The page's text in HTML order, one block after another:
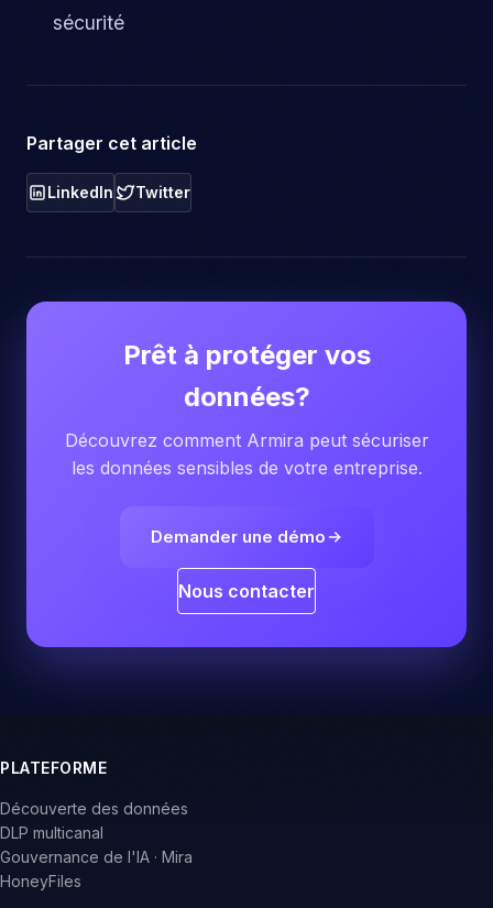
sécurité
Partager cet article
LinkedIn Twitter
Prêt à protéger vos
données?
Découvrez comment Armira peut sécuriser
les données sensibles de votre entreprise.
Demander une démo
Nous contacter
PLATEFORME
Découverte des données
DLP multicanal
Gouvernance de l'IA · Mira
HoneyFiles